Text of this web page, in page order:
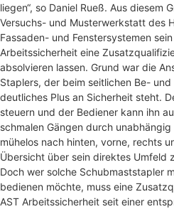
liegen“, so Daniel Rueß. Aus diesem
Versuchs- und Musterwerkstatt des
Fassaden- und Fenstersystemen
Arbeitssicherheit eine
absolvieren lassen. Grund war die
Staplers, der beim seitlichen Be-
deutliches Plus an Sicherheit steht.
steuern und der Bediener kann ihn
schmalen Gängen durch
mühelos nach hinten, vorne, rechts
Übersicht über sein direktes Umfeld
Doch wer solche Schubmaststapler
bedienen möchte, muss eine
AST Arbeitssicherheit seit einer